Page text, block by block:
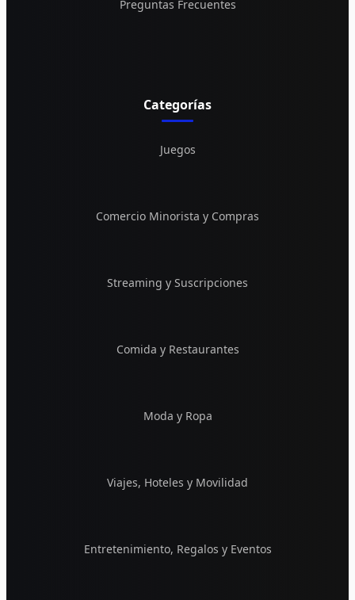
Preguntas Frecuentes
Categorías
Juegos
Comercio Minorista y Compras
Streaming y Suscripciones
Comida y Restaurantes
Moda y Ropa
Viajes, Hoteles y Movilidad
Entretenimiento, Regalos y Eventos